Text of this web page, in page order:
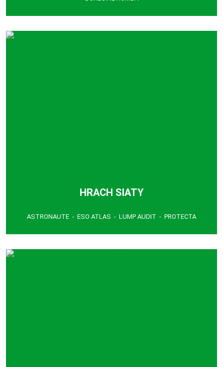
HRACH SIATY
ASTRONAUTE - ESO ATLAS - LUMP AUDIT - PROTECTA